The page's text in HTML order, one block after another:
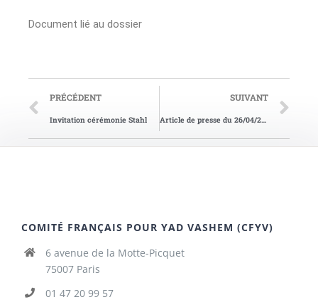
Document lié au dossier
PRÉCÉDENT
Invitation cérémonie Stahl
SUIVANT
Article de presse du 26/04/2002
COMITÉ FRANÇAIS POUR YAD VASHEM (CFYV)
6 avenue de la Motte-Picquet
75007 Paris
01 47 20 99 57